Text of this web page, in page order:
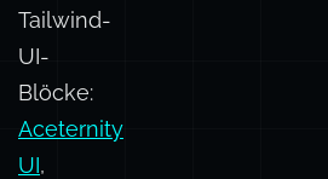
hochwertige
React-
oder
Tailwind-
UI-